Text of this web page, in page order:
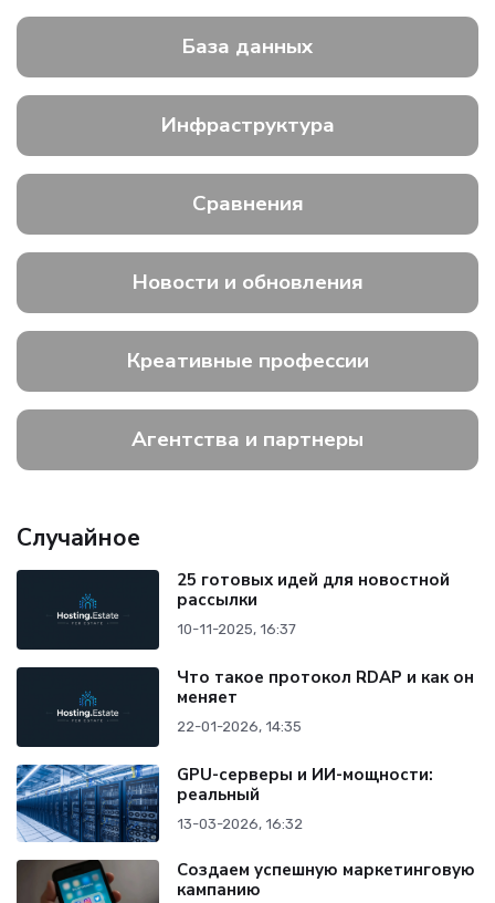
База данных
Инфраструктура
Сравнения
Новости и обновления
Креативные профессии
Агентства и партнеры
Случайное
25 готовых идей для новостной
рассылки
10-11-2025, 16:37
Что такое протокол RDAP и как он
меняет
22-01-2026, 14:35
GPU-серверы и ИИ-мощности:
реальный
13-03-2026, 16:32
Создаем успешную маркетинговую
кампанию